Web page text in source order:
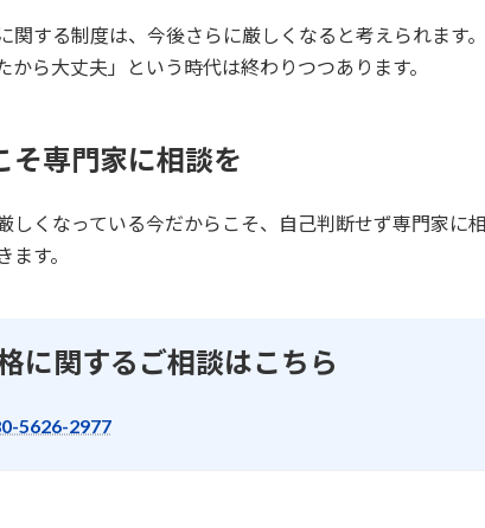
関する制度は、今後さらに厳しくなると考えられます。
から大丈夫」という時代は終わりつつあります。
そ専門家に相談を
しくなっている今だからこそ、自己判断せず専門家に
す。
に関するご相談はこちら
5626-2977